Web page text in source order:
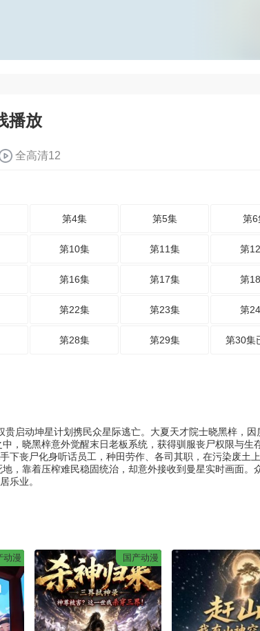
播放
全高清12
第4集 第5集 第6
第10集 第11集 第
第16集 第17集 第
第22集 第23集 第
第28集 第29集 第30集
启动坤星计划携民众星际逃亡。大夏天才院士晓黑梓，因
，晓黑梓意外觉醒末日老板系统，获得驯服丧尸权限与生
下丧尸化身听话员工，种田劳作、各司其职，在污染废土
，靠着压榨难民稳固统治，却意外接收到曼星实时画面。
乐业。
动漫 国产动漫